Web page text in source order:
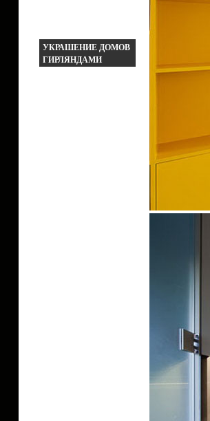
УКРАШЕНИЕ ДОМОВ
ГИРЛЯНДАМИ